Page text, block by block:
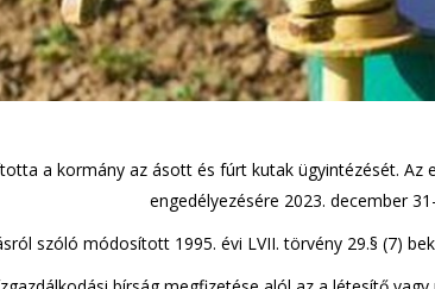
a kormány az ásott és fúrt kutak ügyintézését. Az
engedélyezésére 2023. december
szóló módosított 1995. évi LVII. törvény 29.§ (7)